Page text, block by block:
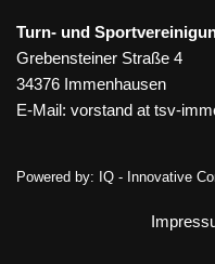
Turn- und
Grebensteiner Straße 4
34376 Immenhausen
E-Mail: vorstand at tsv-
Powered by: IQ - Innovative